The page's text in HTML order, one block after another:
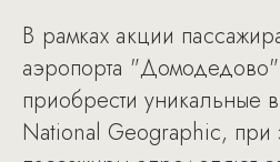
В рамках акции
аэропорта "Домодедово"
приобрести уникальные
National Geographic, при